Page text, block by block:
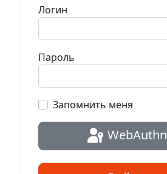
Логин
Пароль
Запомнить меня
WebAuthn